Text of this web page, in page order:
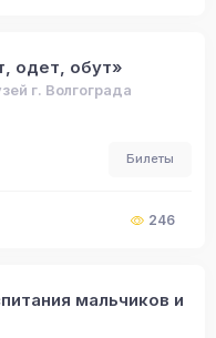
одет, обут»
г. Волгограда
Билеты
246
мальчиков и